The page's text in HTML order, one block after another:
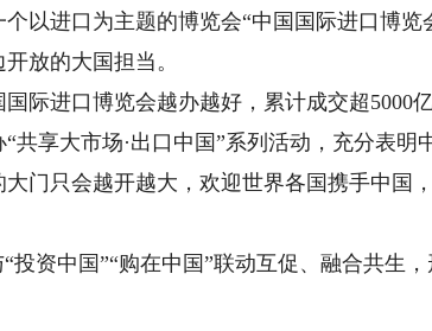
以进口为主题的博览会“中国国际进口博览
放的大国担当。
进口博览会越办越好，累计成交超5000
共享大市场·出口中国”系列活动，充分表明
门只会越开越大，欢迎世界各国携手中国
资中国”“购在中国”联动互促、融合共生